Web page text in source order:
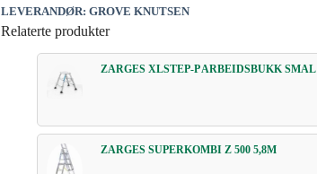
LEVERANDØR: GROVE KNUTSEN
Relaterte produkter
ZARGES XLSTEP-P ARBEIDSBUKK
ZARGES SUPERKOMBI Z 500 5,8M